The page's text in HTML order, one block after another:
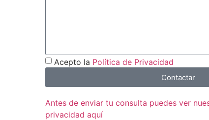
Acepto la Política de Privacidad
Contactar
Antes de enviar tu consulta puedes ver
privacidad aquí